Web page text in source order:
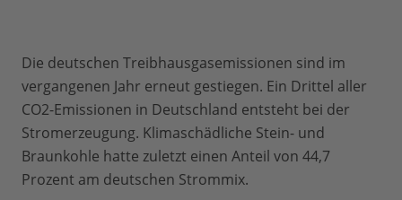
Die deutschen Treibhausgasemissionen sind im
vergangenen Jahr erneut gestiegen. Ein Drittel aller
CO2-Emissionen in Deutschland entsteht bei der
Stromerzeugung. Klimaschädliche Stein- und
Braunkohle hatte zuletzt einen Anteil von 44,7
Prozent am deutschen Strommix.